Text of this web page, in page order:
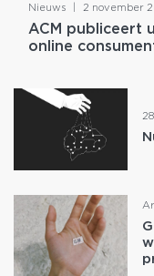
Nieuws 2 november
ACM publiceert
online